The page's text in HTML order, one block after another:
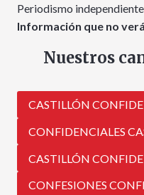
Periodismo
Información que no
Nuestros
CASTILLÓN
CONFIDENCIALES
CASTILLÓN
CONFESIONES